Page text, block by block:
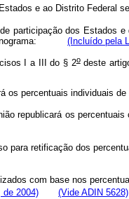
e ao Distrito Federal
participação dos Estados
cronograma: (Incluído pela
I a III do § 2odeste
os percentuais individuais
republicará os
para retificação dos
com base nos
de 2004) (Vide ADIN 5628)